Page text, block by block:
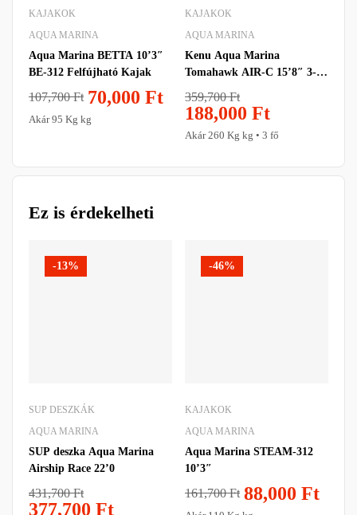
KAJAKOK
AQUA MARINA
Aqua Marina BETTA 10’3″
BE-312 Felfújható Kajak
107,700Ft 70,000 Ft
Akár 95 Kg kg
KAJAKOK
AQUA MARINA
Kenu Aqua Marina
Tomahawk AIR-C 15’8″ 3-
359,700Ft
188,000 Ft
Akár 260 Kg kg • 3 fő
Ez is érdekelheti
-13%
SUP DESZKÁK
AQUA MARINA
SUP deszka Aqua Marina
Airship Race 22’0
431,700Ft
377,700 Ft
-46%
KAJAKOK
AQUA MARINA
Aqua Marina STEAM-312
10’3″
161,700Ft 88,000 Ft